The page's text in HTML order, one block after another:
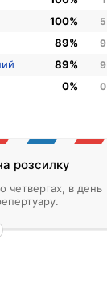
100% 5
89% 9
89% 9
0% 0
розсилку
четвергах, в день